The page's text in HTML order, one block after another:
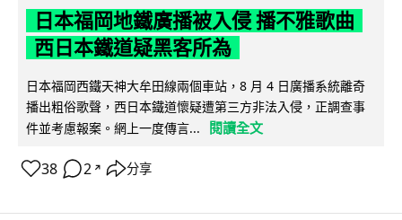
日本福岡地鐵廣播被入侵 播不雅歌曲
西日本鐵道疑黑客所為
日本福岡西鐵天神大牟田線兩個車站，8 月 4 日廣播系統離奇
播出粗俗歌聲，西日本鐵道懷疑遭第三方非法入侵，正調查事
件並考慮報案。網上一度傳言...
閱讀全文
38 2 ↗ 分享